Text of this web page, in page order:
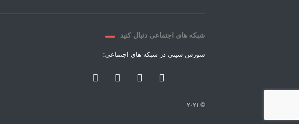
شبکه های اجتماعی دنبال کنید
سورس سیتی در شبکه های اجتماعی:
© ۲۰۲۱